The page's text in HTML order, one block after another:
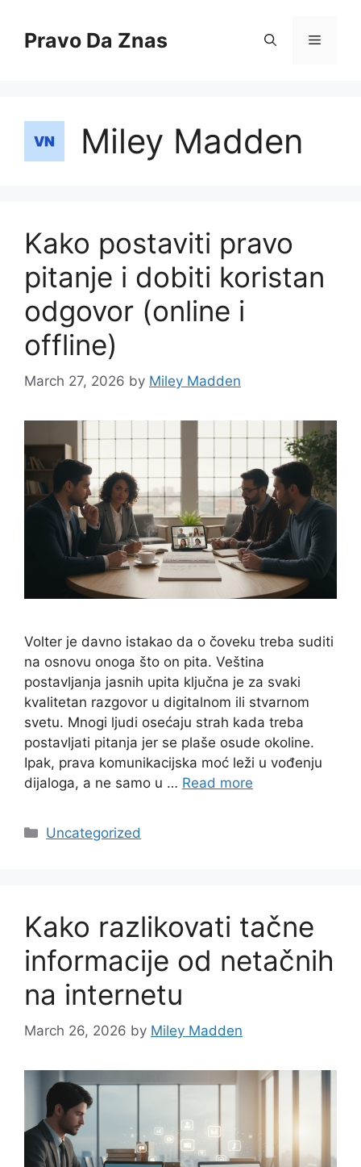
contentPravo Da Znas Menu
Miley Madden
Kako postaviti pravo
pitanje i dobiti koristan
odgovor (online i
offline)
March 27, 2026 by Miley Madden
Volter je davno istakao da o čoveku treba suditi
na osnovu onoga što on pita. Veština
postavljanja jasnih upita ključna je za svaki
kvalitetan razgovor u digitalnom ili stvarnom
svetu. Mnogi ljudi osećaju strah kada treba
postavljati pitanja jer se plaše osude okoline.
Ipak, prava komunikacijska moć leži u vođenju
dijaloga, a ne samo u … Read more
Categories
Uncategorized
Kako razlikovati tačne
informacije od netačnih
na internetu
March 26, 2026 by Miley Madden